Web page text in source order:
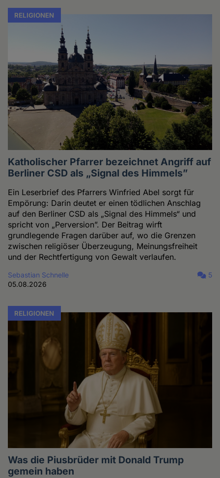
RELIGIONEN
Katholischer Pfarrer bezeichnet Angriff auf
Berliner CSD als „Signal des Himmels”
Ein Leserbrief des Pfarrers Winfried Abel sorgt für
Empörung: Darin deutet er einen tödlichen Anschlag
auf den Berliner CSD als „Signal des Himmels“ und
spricht von „Perversion”. Der Beitrag wirft
grundlegende Fragen darüber auf, wo die Grenzen
zwischen religiöser Überzeugung, Meinungsfreiheit
und der Rechtfertigung von Gewalt verlaufen.
Sebastian Schnelle
05.08.2026
5
RELIGIONEN
Was die Piusbrüder mit Donald Trump
gemein haben